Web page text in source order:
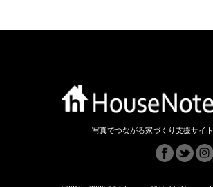
写真でつながる家づくり支援サイト